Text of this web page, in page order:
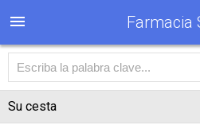
Farmacia
Su cesta